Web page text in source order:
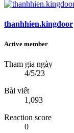
thanhhien.kingdoor
Active member
Tham gia ngày
4/5/23
Bài viết
1,093
Reaction score
0